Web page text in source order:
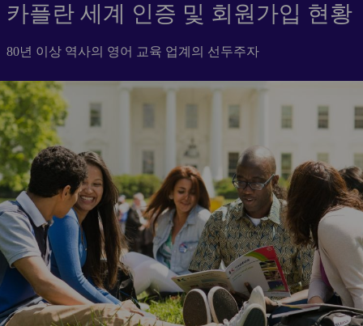
카플란 세계 인증 및 회원가입 현황
80년 이상 역사의 영어 교육 업계의 선두주자